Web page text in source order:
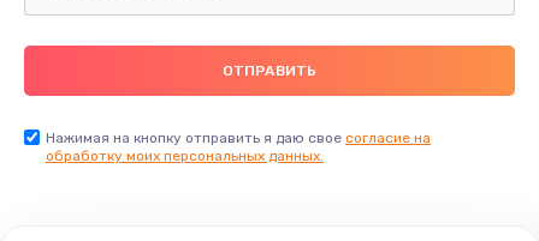
Нажимая на кнопку отправить я даю свое согласие на
обработку моих персональных данных.